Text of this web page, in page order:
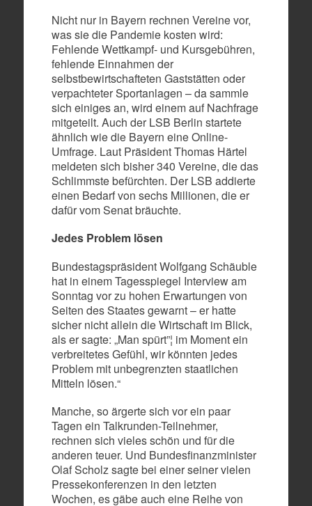
Nicht nur in Bayern rechnen Vereine vor,
was sie die Pandemie kosten wird:
Fehlende Wettkampf- und Kursgebühren,
fehlende Einnahmen der
selbstbewirtschafteten Gaststätten oder
verpachteter Sportanlagen – da sammle
sich einiges an, wird einem auf Nachfrage
mitgeteilt. Auch der LSB Berlin startete
ähnlich wie die Bayern eine Online-
Umfrage. Laut Präsident Thomas Härtel
meldeten sich bisher 340 Vereine, die das
Schlimmste befürchten. Der LSB addierte
einen Bedarf von sechs Millionen, die er
dafür vom Senat bräuchte.
Jedes Problem lösen
Bundestagspräsident Wolfgang Schäuble
hat in einem Tagesspiegel Interview am
Sonntag vor zu hohen Erwartungen von
Seiten des Staates gewarnt – er hatte
sicher nicht allein die Wirtschaft im Blick,
als er sagte: „Man spürt”¦ im Moment ein
verbreitetes Gefühl, wir könnten jedes
Problem mit unbegrenzten staatlichen
Mitteln lösen.“
Manche, so ärgerte sich vor ein paar
Tagen ein Talkrunden-Teilnehmer,
rechnen sich vieles schön und für die
anderen teuer. Und Bundesfinanzminister
Olaf Scholz sagte bei einer seiner vielen
Pressekonferenzen in den letzten
Wochen, es gäbe auch eine Reihe von